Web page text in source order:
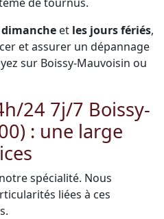
dimanche et les jours fériés,
et assurer un dépannage
sur Boissy-Mauvoisin ou
24 7j/7 Boissy-
: une large
spécialité. Nous
liées à ces